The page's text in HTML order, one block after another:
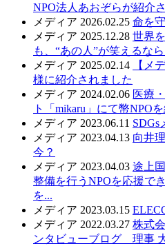
NPO法人あおぞらが紹介
メディア 2026.02.25 命を
メディア 2025.12.28 世界
も、“あの人”が笑えるな
メディア 2025.02.14
【メ
様に紹介されました
メディア 2024.02.06 医療
ト「mikaru」にて幣NPO
メディア 2023.06.11 SDGs
メディア 2023.04.13 向井
今？
メディア 2023.04.03 途上
整備を行うNPOを応援で
を...
メディア 2023.03.15
メディア 2022.03.27 株式
ンタビューブログ 理事